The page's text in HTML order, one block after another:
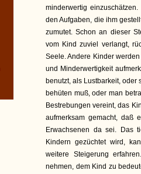
minderwertig
den Aufgaben, die ihm
zumutet. Schon an dieser
vom Kind zuviel verlangt,
Seele. Andere Kinder
und Minderwertigkeit
benutzt, als Lustbarkeit,
behüten muß, oder man
Bestrebungen vereint, das
aufmerksam gemacht, daß
Erwachsenen da sei. Das
Kindern gezüchtet wird,
weitere Steigerung
nehmen, dem Kind zu